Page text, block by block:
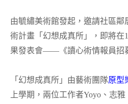
由毓繡美術館發起，邀請社區
術計畫「幻想成真所」，即將在
果發表會——《讀心術情報員招
「幻想成真所」由藝術團隊原型
上學期，兩位工作者Yoyo、志